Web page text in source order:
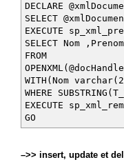
DECLARE
SELECT
EXECUTE
SELECT Nom
FROM
WITH(Nom
WHERE
EXECUTE
GO
–>> insert, update et